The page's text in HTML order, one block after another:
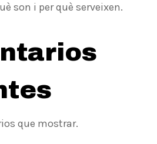
son i per què serveixen.
que mostrar.